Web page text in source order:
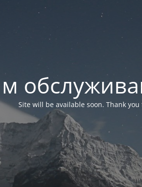
Site will be available soon. Thank